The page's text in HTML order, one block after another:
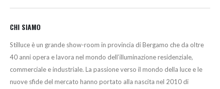
CHI SIAMO
Stilluce è un grande show-room in provincia di Bergamo che da oltre
40 anni opera e lavora nel mondo dell’illuminazione residenziale,
commerciale e industriale. La passione verso il mondo della luce e le
nuove sfide del mercato hanno portato alla nascita nel 2010 di